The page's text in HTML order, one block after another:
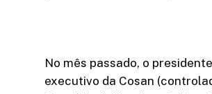
No mês passado, o presidente
executivo da Cosan